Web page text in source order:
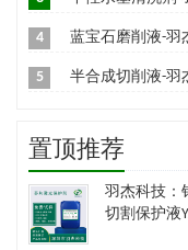
4 蓝宝石磨削液-羽
5 半合成切削液-羽
置顶推荐
羽杰科技：
切割保护液